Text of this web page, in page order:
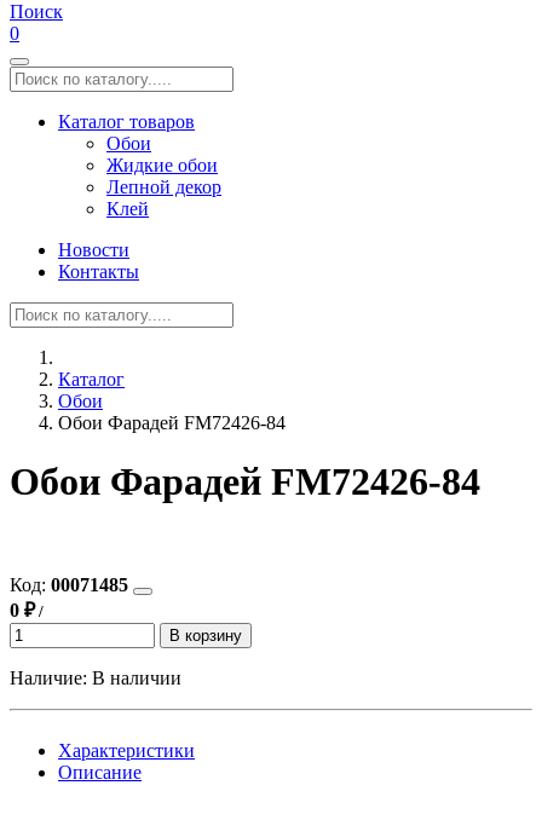
Поиск
0
Каталог товаров
Обои
Жидкие обои
Лепной декор
Клей
Новости
Контакты
Каталог
Обои
Обои Фарадей FM72426-84
Обои Фарадей FM72426-84
Код: 00071485
0 ₽/
В корзину
Наличие: В наличии
Характеристики
Описание